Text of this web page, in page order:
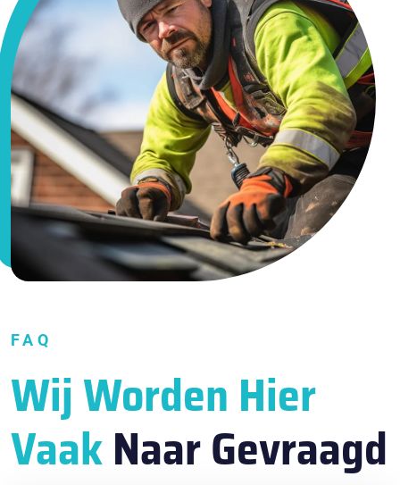
FAQ
Wij Worden Hier
VaakNaar Gevraagd